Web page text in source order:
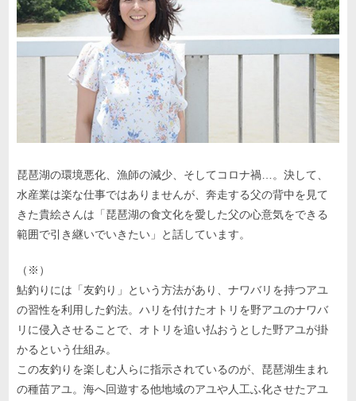
琵琶湖の環境悪化、漁師の減少、そしてコロナ禍…。決して、
水産業は楽な仕事ではありませんが、奔走する父の背中を見て
きた貴絵さんは「琵琶湖の食文化を愛した父の心意気をできる
範囲で引き継いでいきたい」と話しています。
（※）
鮎釣りには「友釣り」という方法があり、ナワバリを持つアユ
の習性を利用した釣法。ハリを付けたオトリを野アユのナワバ
リに侵入させることで、オトリを追い払おうとした野アユが掛
かるという仕組み。
この友釣りを楽しむ人らに指示されているのが、琵琶湖生まれ
の種苗アユ。海へ回遊する他地域のアユや人工ふ化させたアユ